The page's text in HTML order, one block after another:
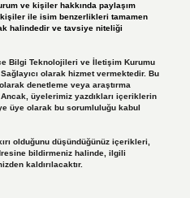
ve kişiler hakkında paylaşım
kişiler ile isim benzerlikleri tamamen
halindedir ve tavsiye niteliği
Bilgi Teknolojileri ve İletişim Kurumu
olarak hizmet vermektedir. Bu
denetleme veya araştırma
üyelerimiz yazdıkları içeriklerin
üye olarak bu sorumluluğu kabul
olduğunu düşündüğünüz içerikleri,
bildirmeniz halinde, ilgili
kaldırılacaktır.